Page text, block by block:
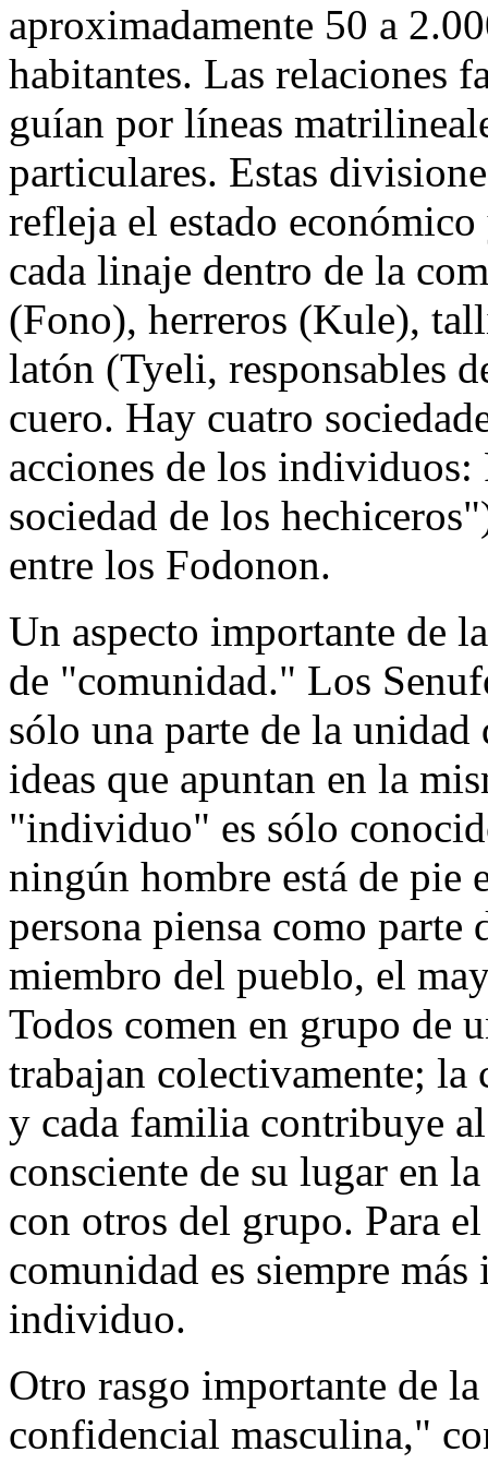
aproximadamente 50 a
habitantes. Las relaciones
guían por líneas
particulares. Estas
refleja el estado
cada linaje dentro de la
(Fono), herreros (Kule),
latón (Tyeli, responsables
cuero. Hay cuatro
acciones de los
sociedad de los
entre los Fodonon.
Un aspecto importante de
de "comunidad." Los
sólo una parte de la unidad
ideas que apuntan en la
"individuo" es sólo
ningún hombre está de pie
persona piensa como
miembro del pueblo, el
Todos comen en grupo de
trabajan colectivamente; la
y cada familia contribuye
consciente de su lugar en
con otros del grupo. Para
comunidad es siempre
individuo.
Otro rasgo importante de
confidencial masculina,"